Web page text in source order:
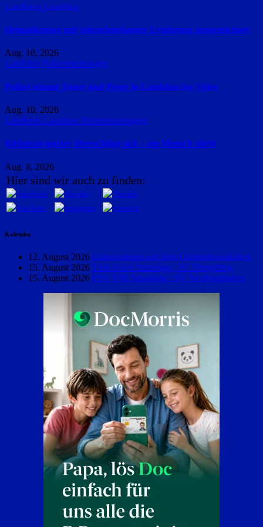
Landkreis Landshut
Heimatkenner mit jahrzehntelanger Erfahrung ausgezeichnet
Aug. 10, 2026
Landshut Polizeimeldungen
Polizei nimmt Tuner und Poser in Landshut ins Visier
Aug. 10, 2026
Landkreis Landshut Polizeimeldungen
Kleintransporter überschlägt sich – ein Mensch stirbt
Aug. 8, 2026
Hier sind wir auch zu finden:
Kalender
12. August 2026 Gstanzlsingen auf dem Gäubodenvolksfest
15. August 2026 Türk Gücü Straubing : FC Dingolfing
15. August 2026 FSV VfB Straubing : SV Neufraunhofen